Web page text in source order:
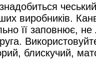
виробників.
її заповнює,
блискучий,